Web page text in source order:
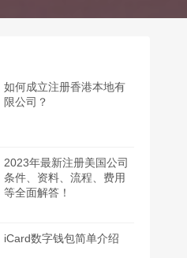
如何成立注册香港本地有
限公司？
2023年最新注册美国公司
条件、资料、流程、费用
等全面解答！
iCard数字钱包简单介绍